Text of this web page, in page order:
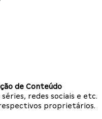
de Conteúdo
redes sociais e etc.
proprietários.